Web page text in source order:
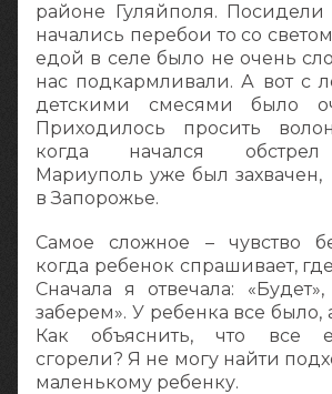
районе Гуляйполя.
начались перебои то со
едой в селе было не очень
нас подкармливали. А вот с
детскими смесями было
Приходилось просить
когда начался обстрел
Мариуполь уже был
в Запорожье.
Самое сложное – чувство
когда ребенок спрашивает,
Сначала я отвечала:
заберем». У ребенка все было,
Как объяснить, что все
сгорели? Я не могу найти
маленькому ребенку.